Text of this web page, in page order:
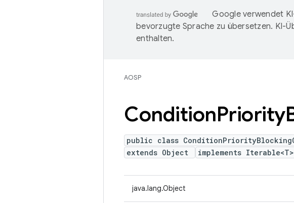
Google verwendet
bevorzugte Sprache zu übersetzen. KI-
enthalten.
AOSP
ConditionPriority
public class
extends Object
implements Iterable<T>
java.lang.Object